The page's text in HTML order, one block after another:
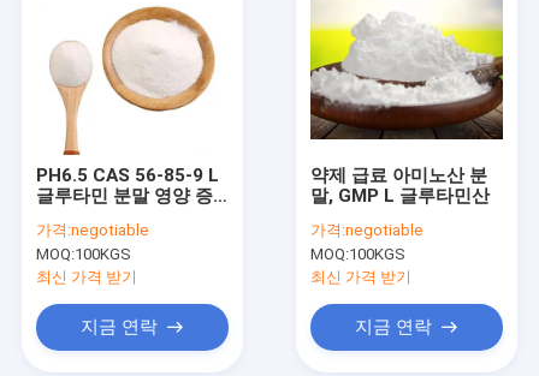
PH6.5 CAS 56-85-9 L
글루타민 분말 영양 증
가격:negotiable
MOQ:100KGS
최신 가격 받기
지금 연락
약제 급료 아미노산 분
말, GMP L 글루타민산
가격:negotiable
MOQ:100KGS
최신 가격 받기
지금 연락